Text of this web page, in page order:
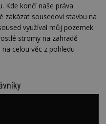
Kde končí naše práva
zakázat sousedovi stavbu na
využíval můj pozemek
stromy na zahradě
celou věc z pohledu